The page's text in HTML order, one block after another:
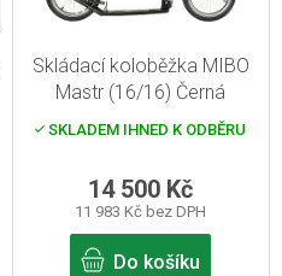
Skládací koloběžka MIBO
Mastr (16/16) Černá
SKLADEM IHNED K ODBĚRU
11 983 Kč bez DPH
14 500 Kč
Do košíku